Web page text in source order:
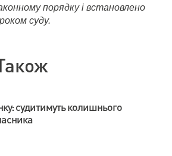
порядку і встановлено
суду.
судитимуть колишнього